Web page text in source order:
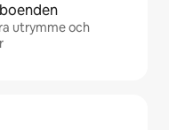
utrymme och